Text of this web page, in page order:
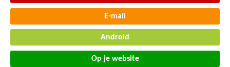
E-mail
Android
Op je website